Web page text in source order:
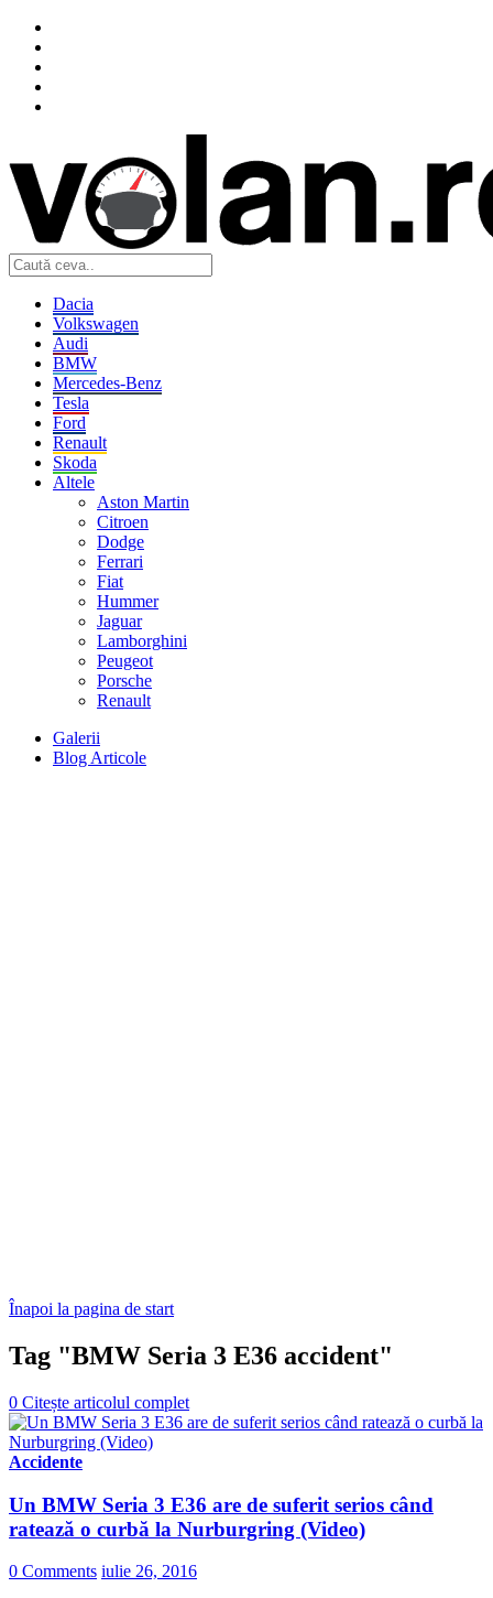
Dacia
Volkswagen
Audi
BMW
Mercedes-Benz
Tesla
Ford
Renault
Skoda
Altele
Aston Martin
Citroen
Dodge
Ferrari
Fiat
Hummer
Jaguar
Lamborghini
Peugeot
Porsche
Renault
Galerii
Blog Articole
Înapoi la pagina de start
Tag "BMW Seria 3 E36 accident"
0 Citește articolul complet
Accidente
Un BMW Seria 3 E36 are de suferit serios când
ratează o curbă la Nurburgring (Video)
0 Comments iulie 26, 2016